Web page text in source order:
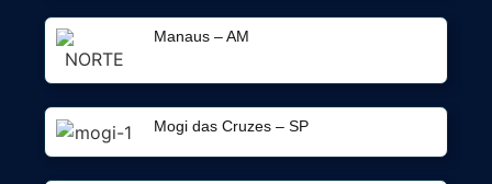
Manaus – AM
Mogi das Cruzes – SP